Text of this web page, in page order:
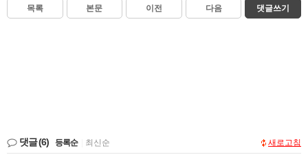
목록 본문 이전 다음 댓글쓰기
댓글(6) 등록순 최신순 새로고침